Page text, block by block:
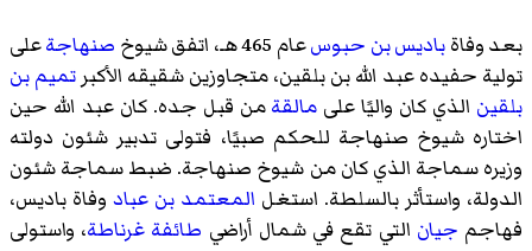
بعد وفاةباديس بن حبوسعام 465 هـ، اتفق شيوخ صنهاجةعلى
تولية حفيده عبد الله بن بلقين، متجاوزين شقيقه الأكبر تميم بن
بلقين الذي كان واليًا على مالقةمن قبل جده. كان عبد الله حين
اختاره شيوخ صنهاجة للحكم صبيًا، فتولى تدبير شئون دولته
وزيره سماجة الذي كان من شيوخ صنهاجة. ضبط سماجة شئون
الدولة، واستأثر بالسلطة. استغل المعتمد بن عباد وفاة باديس،
فهاجم جيان التي تقع في شمال أراضي طائفة غرناطة، واستولى